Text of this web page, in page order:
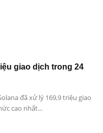
giao dịch trong 24
đã xử lý 169,9 triệu giao
cao nhất...